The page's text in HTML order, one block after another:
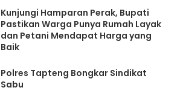
Kunjungi Hamparan Perak, Bupati
Pastikan Warga Punya Rumah Layak
dan Petani Mendapat Harga yang
Baik
Polres Tapteng Bongkar Sindikat
Sabu